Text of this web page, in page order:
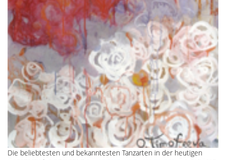
Die beliebtesten und bekanntesten Tanzarten in der heutigen